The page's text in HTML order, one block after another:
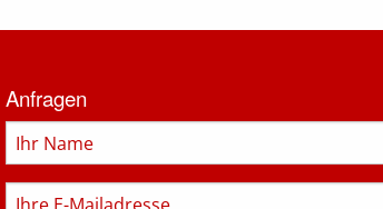
Anfragen
Name
E-